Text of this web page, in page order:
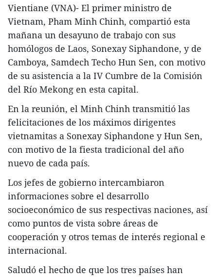
Vientiane (VNA)- El primer ministro de
Vietnam, Pham Minh Chinh, compartió esta
mañana un desayuno de trabajo con sus
homólogos de Laos, Sonexay Siphandone, y de
Camboya, Samdech Techo Hun Sen, con motivo
de su asistencia a la IV Cumbre de la Comisión
del Río Mekong en esta capital.
En la reunión, el Minh Chinh transmitió las
felicitaciones de los máximos dirigentes
vietnamitas a Sonexay Siphandone y Hun Sen,
con motivo de la fiesta tradicional del año
nuevo de cada país.
Los jefes de gobierno intercambiaron
informaciones sobre el desarrollo
socioeconómico de sus respectivas naciones, así
como puntos de vista sobre áreas de
cooperación y otros temas de interés regional e
internacional.
Saludó el hecho de que los tres países han